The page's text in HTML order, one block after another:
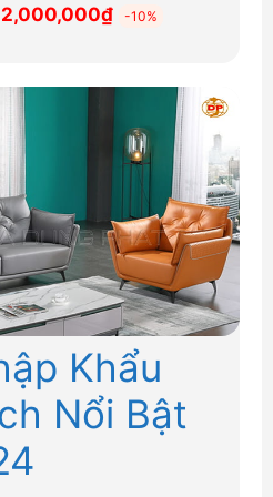
24,500,000₫.
₫Giá
22,000,000₫.
-10%
Khẩu
Nổi Bật